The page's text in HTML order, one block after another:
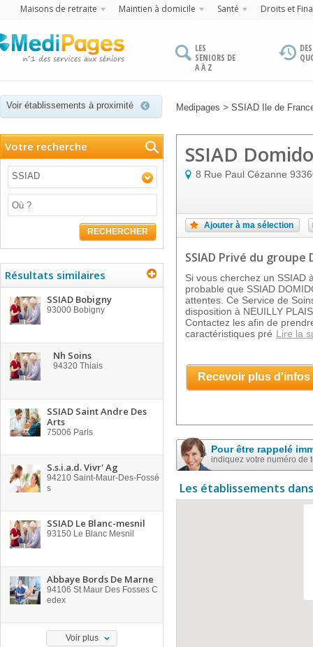
Maisons de retraite Maintien à domicile Santé Droits et
LES
SENIORS DE
A À Z
Voir établissements à proximité Medipages > SSIAD Ile de
Votre recherche
SSIAD
RECHERCHER
Résultats similaires
SSIAD Bobigny
93000 Bobigny
Nh Soins
94320 Thiais
SSIAD Saint Andre Des
Arts
75006 Paris
S.s.i.a.d. Vivr' Ag
94210 Saint-Maur-Des-Fossé
s
SSIAD Le Blanc-mesnil
93150 Le Blanc Mesnil
Abbaye Bords De Marne
94106 St Maur Des Fosses C
edex
Voir plus
SSIAD
8 Rue Paul Cézanne
Ajouter à ma sélection
SSIAD Privé du groupe
Si vous cherchez un SSIAD
probable que SSIAD
attentes. Ce Service de
disposition à NEUILLY
Contactez les afin de
caractéristiques pré Lire la
Recevoir plus d'infos
Pour être rappelé
indiquez votre numéro de
Les établissements